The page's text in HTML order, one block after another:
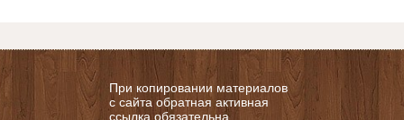
При копировании материалов
с сайта обратная активная
ссылка обязательна.